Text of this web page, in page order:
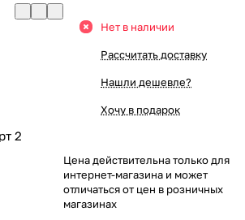
2
Нет в наличии
Рассчитать доставку
Нашли дешевле?
Хочу в подарок
Цена действительна только для
интернет-магазина и может
отличаться от цен в розничных
магазинах